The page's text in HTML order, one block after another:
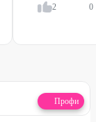
2 0
Профи